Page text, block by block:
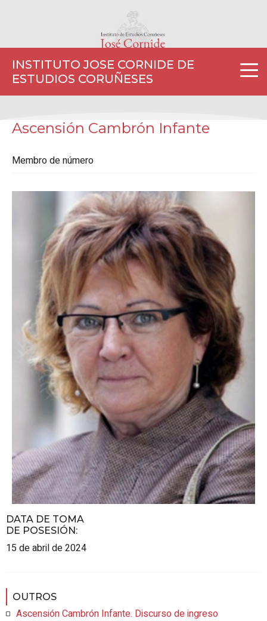
INSTITUTO JOSE CORNIDE DE
ESTUDIOS CORUÑESES
Ascensión Cambrón Infante
Membro de número
DATA DE TOMA
DE POSESIÓN:
15 de abril de 2024
OUTROS
Ascensión Cambrón Infante. Discurso de ingreso